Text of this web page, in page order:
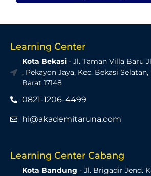
Learning Center
Kota Bekasi- Jl. Taman Villa Baru
, Pekayon Jaya, Kec. Bekasi
Barat 17148
0821-1206-4499
hi@akademitaruna.com
Learning Center Cabang
Kota Bandung - Jl. Brigadir Jend.